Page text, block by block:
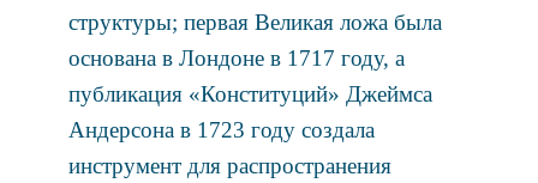
структуры; первая Великая ложа была
основана в Лондоне в 1717 году, а
публикация «Конституций» Джеймса
Андерсона в 1723 году создала
инструмент для распространения